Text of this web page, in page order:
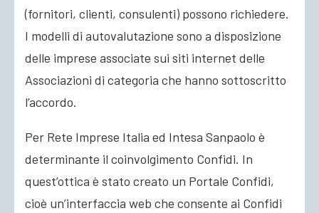
(fornitori, clienti, consulenti) possono richiedere.
I modelli di autovalutazione sono a disposizione
delle imprese associate sui siti internet delle
Associazioni di categoria che hanno sottoscritto
l’accordo.
Per Rete Imprese Italia ed Intesa Sanpaolo è
determinante il coinvolgimento Confidi. In
quest’ottica è stato creato un Portale Confidi,
cioè un’interfaccia web che consente ai Confidi